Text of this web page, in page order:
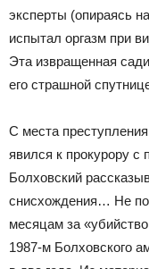
эксперты (опираясь
испытал оргазм при
Эта извращенная
его страшной
С места
явился к прокурору
Болховский
снисхождения… Не
месяцам за
1987-м Болховского